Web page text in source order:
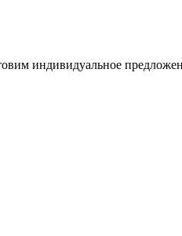
индивидуальное